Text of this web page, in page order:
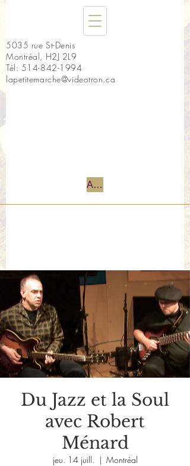
5035 rue St-Denis
Montréal, H2J 2L9
Tél: 514-842-1994
lapetitemarche@videotron.ca
Accueil
Du Jazz et la Soul
avec Robert
Ménard
jeu. 14 juill.
  |
Montréal